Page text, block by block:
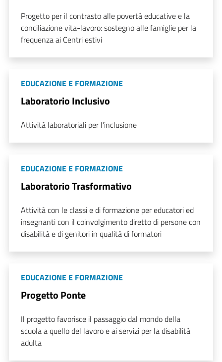
Progetto per il contrasto alle povertà educative e la
conciliazione vita-lavoro: sostegno alle famiglie per la
frequenza ai Centri estivi
EDUCAZIONE E FORMAZIONE
Laboratorio Inclusivo
Attività laboratoriali per l’inclusione
EDUCAZIONE E FORMAZIONE
Laboratorio Trasformativo
Attività con le classi e di formazione per educatori ed
insegnanti con il coinvolgimento diretto di persone con
disabilità e di genitori in qualità di formatori
EDUCAZIONE E FORMAZIONE
Progetto Ponte
Il progetto favorisce il passaggio dal mondo della
scuola a quello del lavoro e ai servizi per la disabilità
adulta